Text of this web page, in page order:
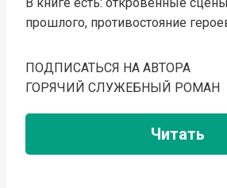
прошлого, противостояние
ПОДПИСАТЬСЯ НА АВТОРА
ГОРЯЧИЙ СЛУЖЕБНЫЙ РОМАН
Читать